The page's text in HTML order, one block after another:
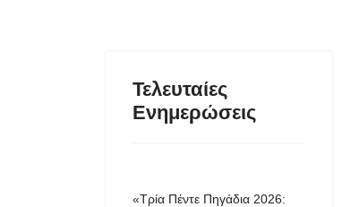
Τελευταίες
Ενημερώσεις
«Τρία Πέντε Πηγάδια 2026: